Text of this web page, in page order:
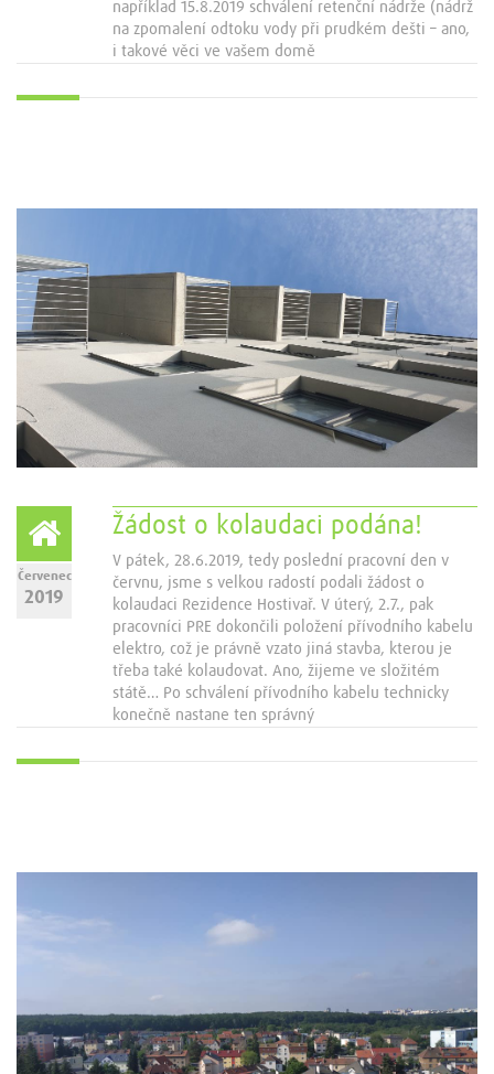
například 15.8.2019 schválení retenční nádrže (nádrž
na zpomalení odtoku vody při prudkém dešti – ano,
i takové věci ve vašem domě
Červenec
2019
Žádost o kolaudaci podána!
V pátek, 28.6.2019, tedy poslední pracovní den v
červnu, jsme s velkou radostí podali žádost o
kolaudaci Rezidence Hostivař. V úterý, 2.7., pak
pracovníci PRE dokončili položení přívodního kabelu
elektro, což je právně vzato jiná stavba, kterou je
třeba také kolaudovat. Ano, žijeme ve složitém
státě… Po schválení přívodního kabelu technicky
konečně nastane ten správný